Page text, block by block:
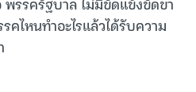
คไหนทำอะไรแล้วได้รับความ